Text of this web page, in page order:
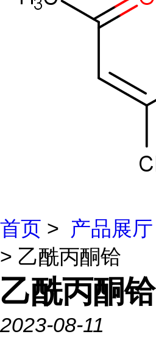
首页 > 产品展厅
> 乙酰丙酮铪
乙酰丙酮铪
2023-08-11